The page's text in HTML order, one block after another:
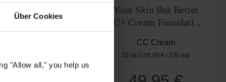
Über Cookies
"Allow all," you help us
5 PDRN Collagen
Hydrogel Eye
Patches
Your Skin But Better
CC+ Cream Foundation
CC Cream
32 ml (156,09 € / 100 ml)
Regulärer Preis: